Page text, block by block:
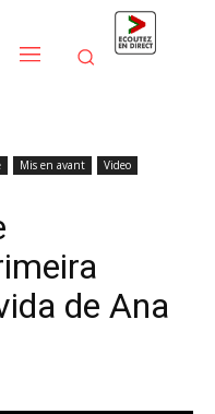
Mis en avant
Video
de Ana